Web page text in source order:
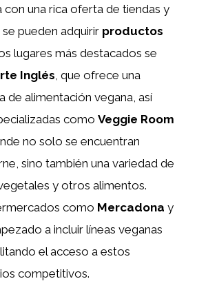
con una rica oferta de tiendas y
pueden adquirir productos
lugares más destacados se
Inglés , que ofrece una
de alimentación vegana, así
como Veggie Room
no solo se encuentran
sino también una variedad de
y otros alimentos.
como Mercadona y
a incluir líneas veganas
el acceso a estos
competitivos.